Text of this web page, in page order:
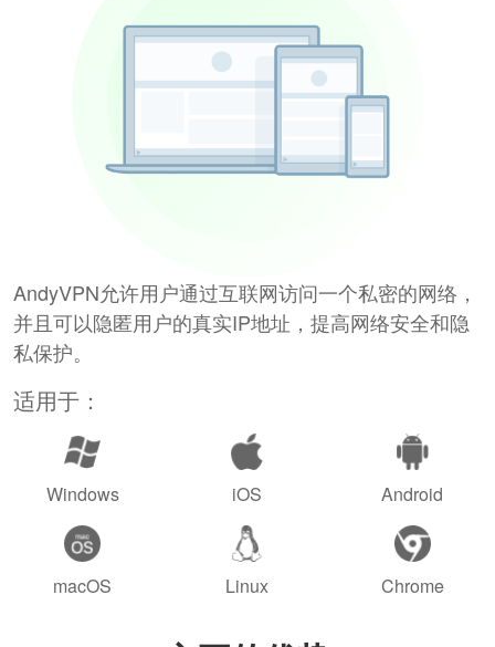
AndyVPN允许用户通过互联网访问一个私密的网络，
并且可以隐匿用户的真实IP地址，提高网络安全和隐
私保护。
适用于：
Windows iOS Android
macOS Linux Chrome